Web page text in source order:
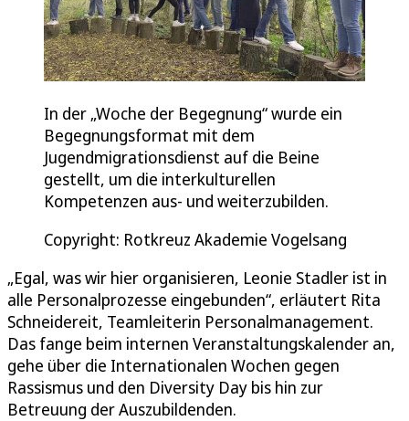
In der „Woche der Begegnung“ wurde ein
Begegnungsformat mit dem
Jugendmigrationsdienst auf die Beine
gestellt, um die interkulturellen
Kompetenzen aus- und weiterzubilden.
Copyright: Rotkreuz Akademie Vogelsang
„Egal, was wir hier organisieren, Leonie Stadler ist in
alle Personalprozesse eingebunden“, erläutert Rita
Schneidereit, Teamleiterin Personalmanagement.
Das fange beim internen Veranstaltungskalender an,
gehe über die Internationalen Wochen gegen
Rassismus und den Diversity Day bis hin zur
Betreuung der Auszubildenden.